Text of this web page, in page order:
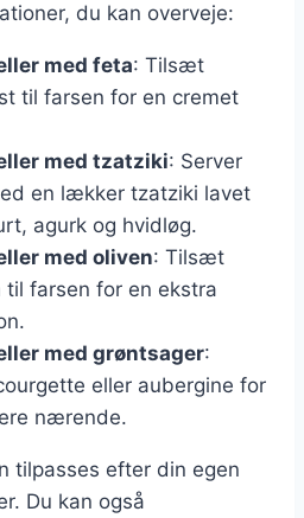
du kan overveje:
med feta: Tilsæt
til farsen for en cremet
med tzatziki: Server
en lækker tzatziki lavet
agurk og hvidløg.
med oliven: Tilsæt
til farsen for en ekstra
med grøntsager:
eller aubergine for
nærende.
tilpasses efter din egen
Du kan også